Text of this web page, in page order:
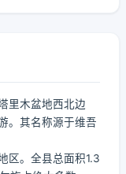
里木盆地西北边
。其名称源于维吾
区。全县总面积1.3